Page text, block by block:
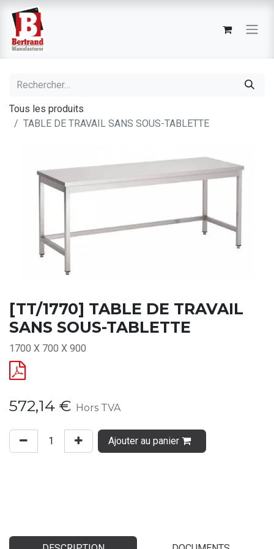
Tous les produits
TABLE DE TRAVAIL SANS SOUS-TABLETTE
[TT/1770] TABLE DE TRAVAIL
SANS SOUS-TABLETTE
1700 X 700 X 900
572,14 € Hors TVA
Ajouter au panier